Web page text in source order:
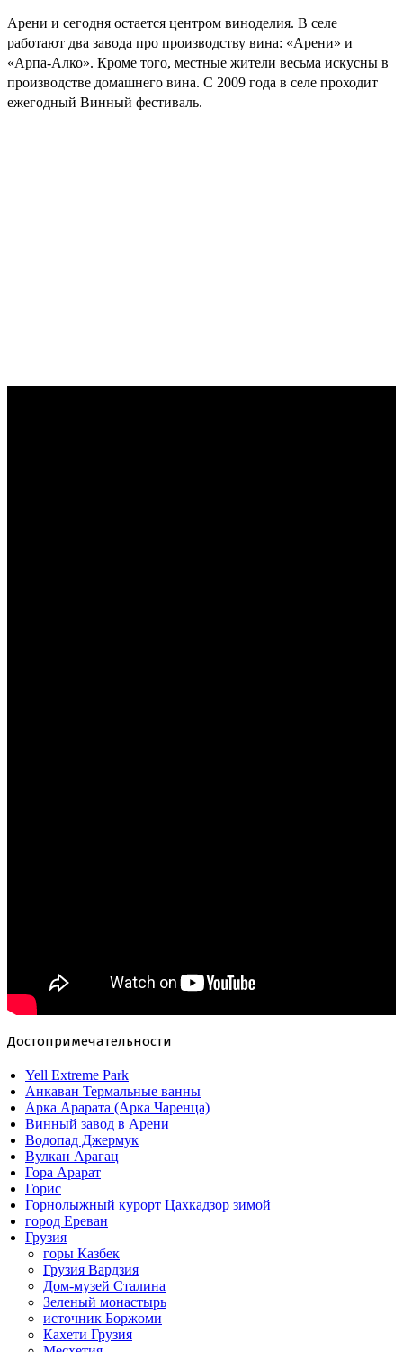
Арени и сегодня остается центром виноделия. В селе
работают два завода про производству вина: «Арени» и
«Арпа-Алко». Кроме того, местные жители весьма искусны в
производстве домашнего вина. С 2009 года в селе проходит
ежегодный Винный фестиваль.
Достопримечательности
Yell Extreme Park
Анкаван Термальные ванны
Арка Арарата (Арка Чаренца)
Винный завод в Арени
Водопад Джермук
Вулкан Арагац
Гора Арарат
Горис
Горнолыжный курорт Цахкадзор зимой
город Ереван
Грузия
горы Казбек
Грузия Вардзия
Дом-музей Сталина
Зеленый монастырь
источник Боржоми
Кахети Грузия